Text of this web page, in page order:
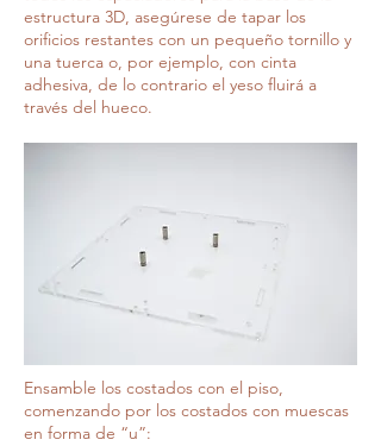
estructura 3D, asegúrese de tapar los
orificios restantes con un pequeño tornillo y
una tuerca o, por ejemplo, con cinta
adhesiva, de lo contrario el yeso fluirá a
través del hueco.
Ensamble los costados con el piso,
comenzando por los costados con muescas
en forma de “u”: